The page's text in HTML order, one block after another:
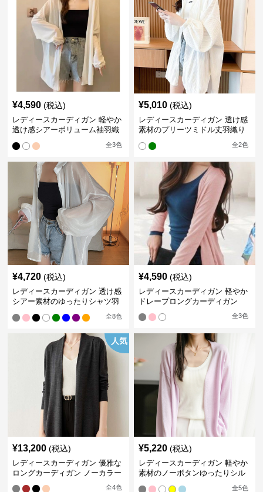
¥4,590 (税込)
レディースカーディガン 軽やか
透け感シアーボリューム袖羽織
全3色
¥5,010 (税込)
レディースカーディガン 透け感
素材のプリーツミドル丈羽織り
全2色
¥4,720 (税込)
レディースカーディガン 透け感
シアー素材のゆったりシャツ羽
全8色
¥4,590 (税込)
レディースカーディガン 軽やか
ドレープロングカーディガン
全3色
人気
¥13,200 (税込)
レディースカーディガン 優雅な
ロングカーディガン ノーカラー
全4色
¥5,220 (税込)
レディースカーディガン 軽やか
素材のノーボタンゆったりシル
全5色